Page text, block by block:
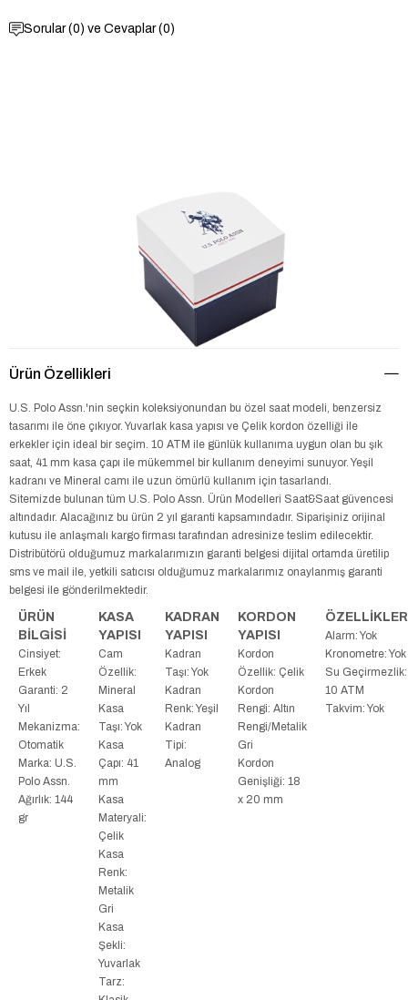
Sorular (0) ve Cevaplar (0)
Ürün Özellikleri
U.S. Polo Assn.'nin seçkin koleksiyonundan bu özel saat modeli, benzersiz
tasarımı ile öne çıkıyor. Yuvarlak kasa yapısı ve Çelik kordon özelliği ile
erkekler için ideal bir seçim. 10 ATM ile günlük kullanıma uygun olan bu şık
saat, 41 mm kasa çapı ile mükemmel bir kullanım deneyimi sunuyor. Yeşil
kadranı ve Mineral camı ile uzun ömürlü kullanım için tasarlandı.
Sitemizde bulunan tüm U.S. Polo Assn. Ürün Modelleri Saat&Saat güvencesi
altındadır. Alacağınız bu ürün 2 yıl garanti kapsamındadır. Siparişiniz orijinal
kutusu ile anlaşmalı kargo firması tarafından adresinize teslim edilecektir.
Distribütörü olduğumuz markalarımızın garanti belgesi dijital ortamda üretilip
sms ve mail ile, yetkili satıcısı olduğumuz markalarımız onaylanmış garanti
belgesi ile gönderilmektedir.
ÜRÜN
BİLGİSİ
Cinsiyet:
Erkek
Garanti: 2
Yıl
Mekanizma:
Otomatik
Marka: U.S.
Polo Assn.
Ağırlık: 144
gr
KASA
YAPISI
Cam
Özellik:
Mineral
Kasa
Taşı: Yok
Kasa
Çapı: 41
mm
Kasa
Materyali:
Çelik
Kasa
Renk:
Metalik
Gri
Kasa
Şekli:
Yuvarlak
Tarz:
KADRAN
YAPISI
Kadran
Taşı: Yok
Kadran
Renk: Yeşil
Kadran
Tipi:
Analog
KORDON
YAPISI
Kordon
Özellik: Çelik
Kordon
Rengi: Altın
Rengi/Metalik
Gri
Kordon
Genişliği: 18
x 20 mm
ÖZELLİKLER
Alarm: Yok
Kronometre: Yok
Su Geçirmezlik:
10 ATM
Takvim: Yok